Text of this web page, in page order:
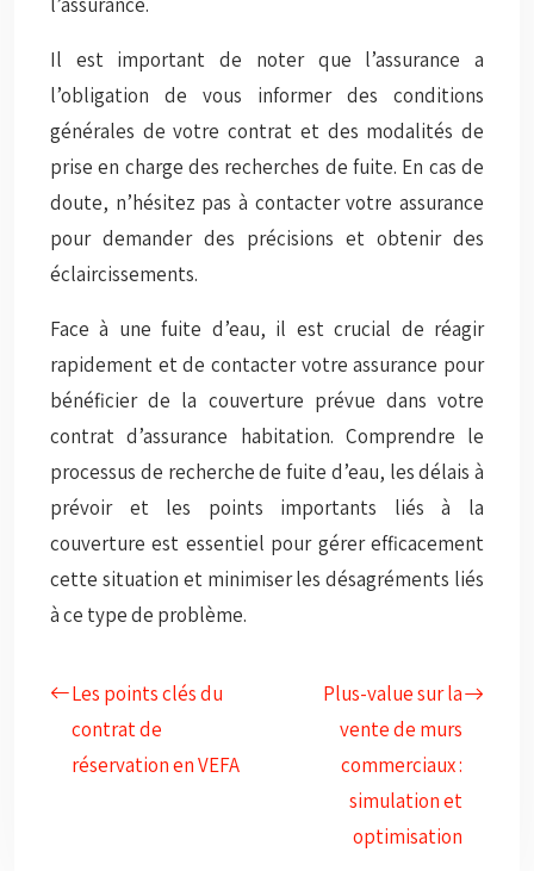
Il est important de noter que l’assurance a
l’obligation de vous informer des conditions
générales de votre contrat et des modalités de
prise en charge des recherches de fuite. En cas de
doute, n’hésitez pas à contacter votre assurance
pour demander des précisions et obtenir des
éclaircissements.
Face à une fuite d’eau, il est crucial de réagir
rapidement et de contacter votre assurance pour
bénéficier de la couverture prévue dans votre
contrat d’assurance habitation. Comprendre le
processus de recherche de fuite d’eau, les délais à
prévoir et les points importants liés à la
couverture est essentiel pour gérer efficacement
cette situation et minimiser les désagréments liés
à ce type de problème.
Les points clés du
contrat de
réservation en VEFA
Plus-value sur la
vente de murs
commerciaux :
simulation et
optimisation